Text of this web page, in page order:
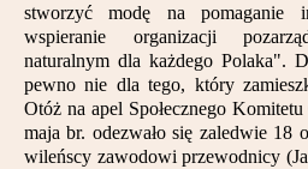
Książka
Moneta
Cegiełki
stworzyć modę na
wspieranie organizacji
naturalnym dla każdego Polaka".
pewno nie dla tego, który
Otóż na apel Społecznego
maja br. odezwało się zaledwie 18
wileńscy zawodowi przewodnicy